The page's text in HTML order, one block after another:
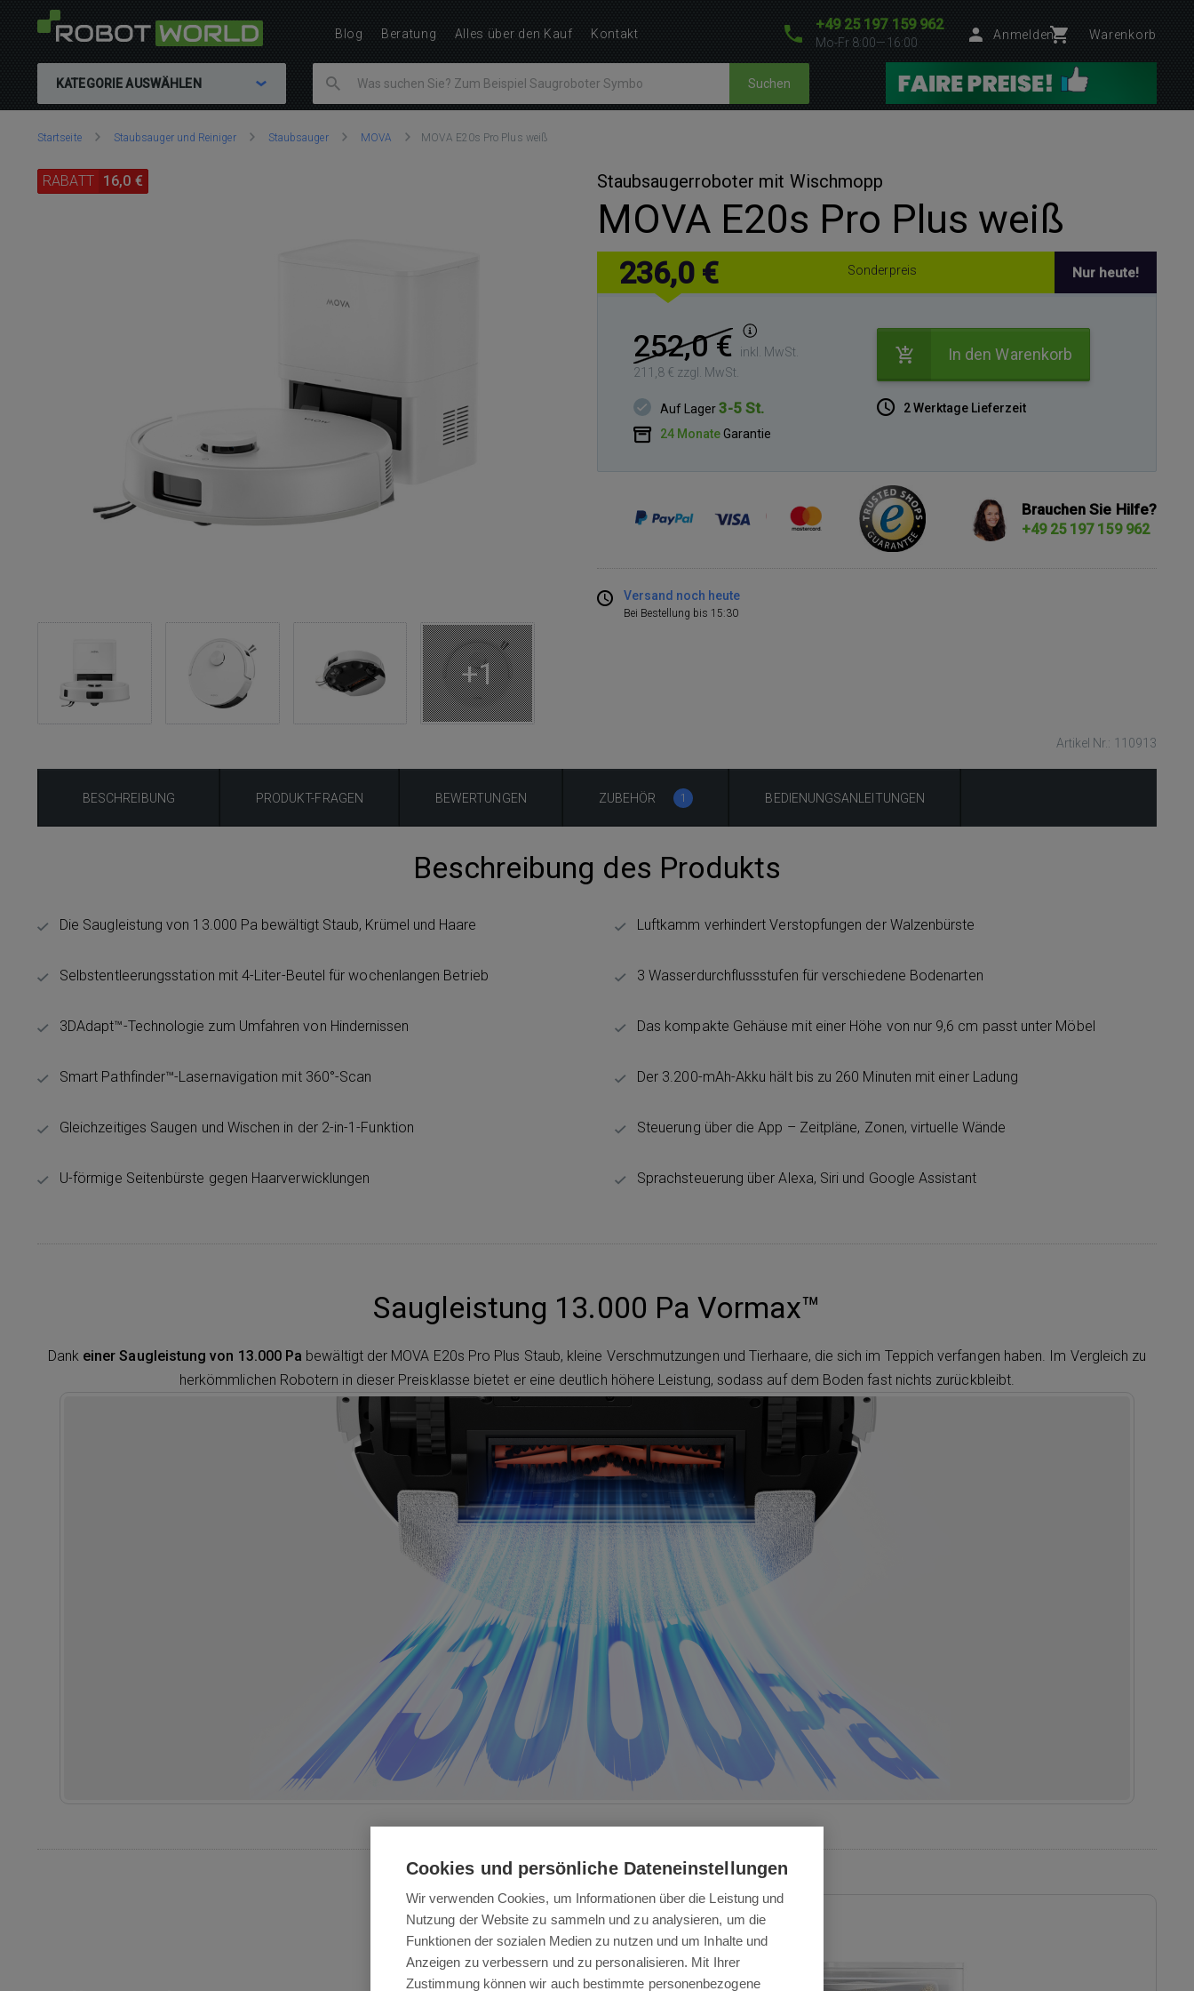
+49 25 197 159 962
Mo-Fr 8:00—16:00
Anmelden Warenkorb
KATEGORIE AUSWÄHLEN Suchen
Sie
hier:
Startseite Staubsauger und Reiniger Staubsauger MOVA MOVA E20s Pro Plus weiß
+1
RABATT 16,0 € Staubsaugerroboter mit Wischmopp
MOVA E20s Pro Plus weiß
236,0 € Sonderpreis Nur heute!
252,0 €
inkl. MwSt.
211,8 € zzgl. MwSt.
In den Warenkorb
Auf Lager3-5 St.
24 MonateGarantie
2 Werktage Lieferzeit
Brauchen Sie Hilfe?
+49 25 197 159 962
Versand noch heute
Bei Bestellung bis 15:30
Artikel Nr.: 110913
BESCHREIBUNG PRODUKT-FRAGEN BEWERTUNGEN ZUBEHÖR 1 BEDIENUNGSANLEITUNGEN
Beschreibung des Produkts
Die Saugleistung von 13.000 Pa bewältigt Staub, Krümel und Haare
Selbstentleerungsstation mit 4-Liter-Beutel für wochenlangen Betrieb
3DAdapt™-Technologie zum Umfahren von Hindernissen
Smart Pathfinder™-Lasernavigation mit 360°-Scan
Gleichzeitiges Saugen und Wischen in der 2-in-1-Funktion
U-förmige Seitenbürste gegen Haarverwicklungen
Luftkamm verhindert Verstopfungen der Walzenbürste
3 Wasserdurchflussstufen für verschiedene Bodenarten
Das kompakte Gehäuse mit einer Höhe von nur 9,6 cm passt unter Möbel
Der 3.200-mAh-Akku hält bis zu 260 Minuten mit einer Ladung
Steuerung über die App – Zeitpläne, Zonen, virtuelle Wände
Sprachsteuerung über Alexa, Siri und Google Assistant
Saugleistung 13.000 Pa Vormax™
Dank einer Saugleistung von 13.000 Pa bewältigt der MOVA E20s Pro Plus Staub, kleine Verschmutzungen und Tierhaare, die sich im Teppich verfangen haben. Im Vergleich zu
herkömmlichen Robotern in dieser Preisklasse bietet er eine deutlich höhere Leistung, sodass auf dem Boden fast nichts zurückbleibt.
Blog Beratung Alles über den Kauf Kontakt
Cookies und persönliche Dateneinstellungen
Wir verwenden Cookies, um Informationen über die Leistung und
Nutzung der Website zu sammeln und zu analysieren, um die
Funktionen der sozialen Medien zu nutzen und um Inhalte und
Anzeigen zu verbessern und zu personalisieren. Mit Ihrer
Zustimmung können wir auch bestimmte personenbezogene